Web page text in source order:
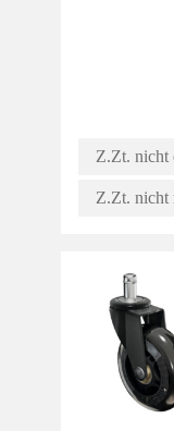
Z.Zt. nicht
Z.Zt. nicht